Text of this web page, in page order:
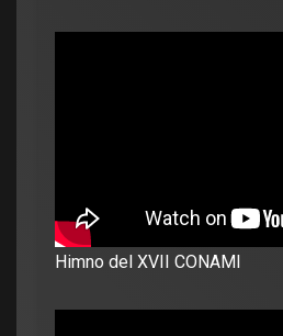
Himno del XVII CONAMI